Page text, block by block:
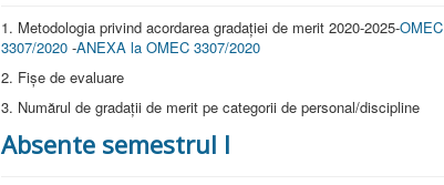
1. Metodologia privind acordarea gradației de merit 2020-2025-OMEC
3307/2020 -ANEXA la OMEC 3307/2020
2. Fișe de evaluare
3. Numărul de gradații de merit pe categorii de personal/discipline
Absente semestrul I